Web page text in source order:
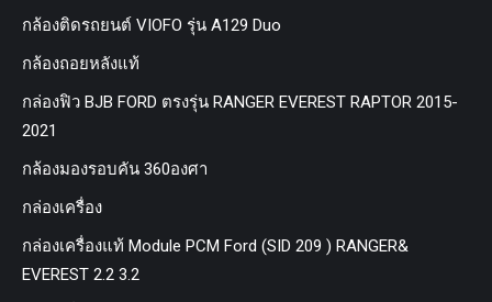
กล้องติดรถยนต์ VIOFO รุ่น A129 Duo
กล้องถอยหลังแท้
กล่องฟิว BJB FORD ตรงรุ่น RANGER EVEREST RAPTOR 2015-
2021
กล้องมองรอบคัน 360องศา
กล่องเครื่อง
กล่องเครื่องแท้ Module PCM Ford (SID 209 ) RANGER&
EVEREST 2.2 3.2